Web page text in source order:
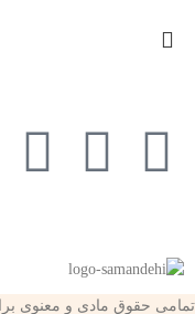
تمامی حقوق مادی و معنوی